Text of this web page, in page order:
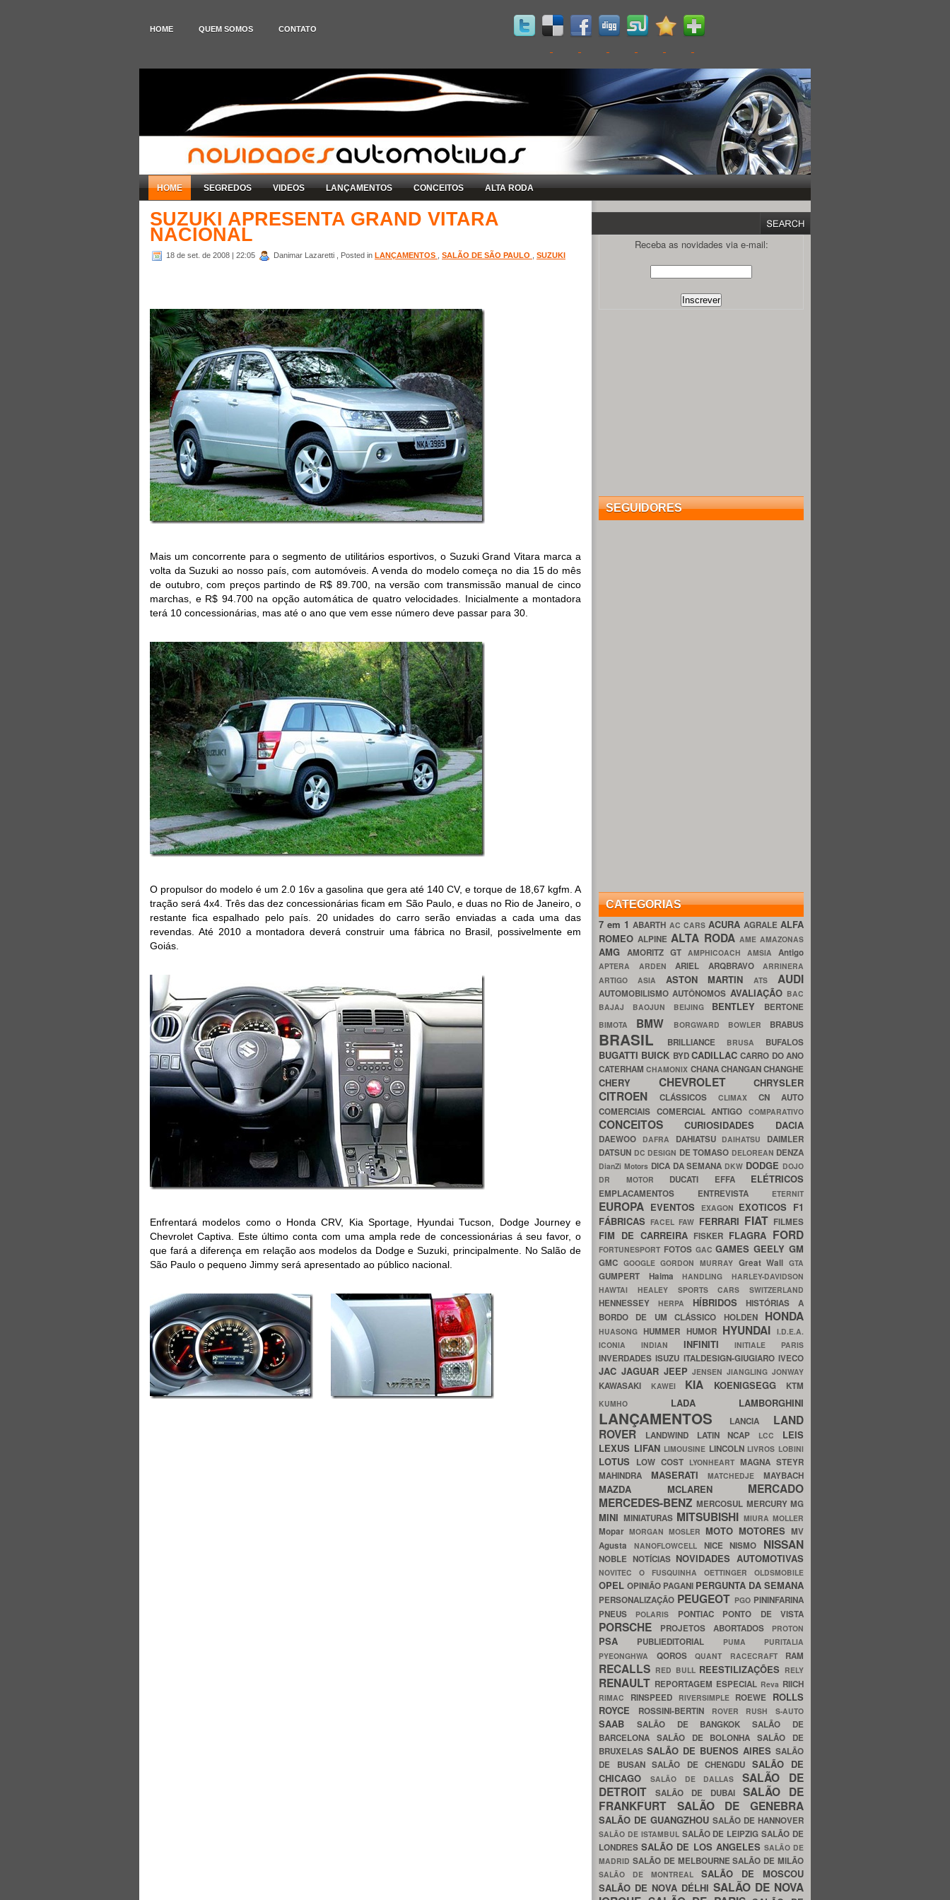
HOME QUEM SOMOS CONTATO
HOME SEGREDOS VIDEOS LANÇAMENTOS CONCEITOS ALTA RODA
SUZUKI APRESENTA GRAND VITARA
NACIONAL
18 de set. de 2008 | 22:05 Danimar Lazaretti , Posted in LANÇAMENTOS SALÃO DE SÃO PAULO SUZUKI
Mais um concorrente para o segmento de utilitários esportivos, o Suzuki Grand Vitara marca a
volta da Suzuki ao nosso país, com automóveis. A venda do modelo começa no dia 15 do mês
de outubro, com preços partindo de R$ 89.700, na versão com transmissão manual de cinco
marchas, e R$ 94.700 na opção automática de quatro velocidades. Inicialmente a montadora
terá 10 concessionárias, mas até o ano que vem esse número deve passar para 30.
O propulsor do modelo é um 2.0 16v a gasolina que gera até 140 CV, e torque de 18,67 kgfm. A
tração será 4x4. Três das dez concessionárias ficam em São Paulo, e duas no Rio de Janeiro, o
restante fica espalhado pelo país. 20 unidades do carro serão enviadas a cada uma das
revendas. Até 2010 a montadora deverá construir uma fábrica no Brasil, possivelmente em
Goiás.
Enfrentará modelos como o Honda CRV, Kia Sportage, Hyundai Tucson, Dodge Journey e
Chevrolet Captiva. Este último conta com uma ampla rede de concessionárias á seu favor, o
que fará a diferença em relação aos modelos da Dodge e Suzuki, principalmente. No Salão de
São Paulo o pequeno Jimmy será apresentado ao público nacional.
Receba as novidades via e-mail:
SEGUIDORES
CATEGORIAS
7 em 1ABARTH AC CARS ACURA AGRALE ALFA
ROMEOALPINEALTA RODA AME AMAZONAS
AMG AMORITZ GT AMPHICOACH AMSIA Antigo
APTERA ARDEN ARIEL ARQBRAVO ARRINERA
ARTIGO ASIA ASTON MARTINATS AUDI
AUTOMOBILISMOAUTÔNOMOS AVALIAÇÃO BAC
BAJAJ BAOJUN BEIJING BENTLEY BERTONE
BIMOTA BMW BORGWARD BOWLER BRABUS
BRASIL BRILLIANCE BRUSA BUFALOS
BUGATTI BUICK BYDCADILLACCARRO DO ANO
CATERHAMCHAMONIX CHANACHANGANCHANGHE
CHERY CHEVROLET CHRYSLER
CITROEN CLÁSSICOS CLIMAX CN AUTO
COMERCIAIS COMERCIAL ANTIGOCOMPARATIVO
CONCEITOS CURIOSIDADES DACIA
DAEWOO DAFRA DAHIATSU DAIHATSU DAIMLER
DATSUN DC DESIGN DE TOMASO DELOREAN DENZA
DianZi Motors DICA DA SEMANA DKW DODGE DOJO
DR MOTOR DUCATI EFFA ELÉTRICOS
EMPLACAMENTOS ENTREVISTA ETERNIT
EUROPA EVENTOS EXAGON EXOTICOS F1
FÁBRICASFACELFAW FERRARI FIAT FILMES
FIM DE CARREIRA FISKER FLAGRA FORD
FORTUNESPORT FOTOS GACGAMESGEELYGM
GMC GOOGLEGORDON MURRAY Great WallGTA
GUMPERT HaimaHANDLINGHARLEY-DAVIDSON
HAWTAI HEALEY SPORTS CARS SWITZERLAND
HENNESSEY HERPA HÍBRIDOSHISTÓRIAS A
BORDO DE UM CLÁSSICO HOLDEN HONDA
HUASONGHUMMER HUMOR HYUNDAI I.D.E.A.
ICONIA INDIAN INFINITIINITIALE PARIS
INVERDADESISUZU ITALDESIGN-GIUGIAROIVECO
JAC JAGUAR JEEPJENSENJIANGLINGJONWAY
KAWASAKI KAWEI KIA KOENIGSEGG KTM
KUMHO LADA LAMBORGHINI
LANÇAMENTOS LANCIA LAND
ROVER
LANDWIND LATIN NCAP LCC LEIS
LEXUS LIFAN LIMOUSINE LINCOLN LIVROS LOBINI
LOTUS LOW COST LYONHEART MAGNA STEYR
MAHINDRA MASERATIMATCHEDJEMAYBACH
MAZDA MCLAREN MERCADO
MERCEDES-BENZMERCOSUL MERCURYMG
MINI MINIATURAS MITSUBISHI MIURA MOLLER
Mopar MORGAN MOSLER MOTO MOTORES MV
Agusta NANOFLOWCELL NICENISMO NISSAN
NOBLE NOTÍCIAS NOVIDADES AUTOMOTIVAS
NOVITEC O FUSQUINHA OETTINGER OLDSMOBILE
OPEL OPINIÃO PAGANI PERGUNTA DA SEMANA
PERSONALIZAÇÃO PEUGEOT PGO PININFARINA
PNEUS
POLARIS PONTIAC PONTO DE VISTA
PORSCHE PROJETOS ABORTADOS PROTON
PSA PUBLIEDITORIAL PUMA PURITALIA
PYEONGHWA QOROS QUANT RACECRAFT RAM
RECALLS RED BULL REESTILIZAÇÕES RELY
RENAULT REPORTAGEM ESPECIAL Reva RIICH
RIMAC RINSPEED RIVERSIMPLE ROEWE ROLLS
ROYCE
ROSSINI-BERTIN ROVER RUSH S-AUTO
SAAB SALÃO DE BANGKOKSALÃO DE
BARCELONA SALÃO DE BOLONHASALÃO DE
BRUXELAS SALÃO DE BUENOS AIRES SALÃO
DE BUSAN SALÃO DE CHENGDU SALÃO DE
CHICAGO
SALÃO DE DALLASSALÃO DE
DETROIT
SALÃO DE DUBAI SALÃO DE
FRANKFURT SALÃO DE GENEBRA
SALÃO DE GUANGZHOU SALÃO DE HANNOVER
SALÃO DE ISTAMBUL SALÃO DE LEIPZIGSALÃO DE
LONDRESSALÃO DE LOS ANGELES SALÃO DE
MADRID SALÃO DE MELBOURNESALÃO DE MILÃO
SALÃO DE MONTREAL SALÃO DE MOSCOU
SALÃO DE NOVA DÉLHI SALÃO DE NOVA